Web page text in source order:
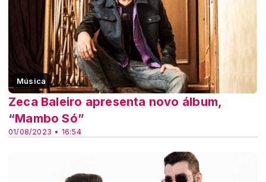
Música
01/08/2023 • 16:54
Zeca Baleiro apresenta novo álbum,
“Mambo Só”